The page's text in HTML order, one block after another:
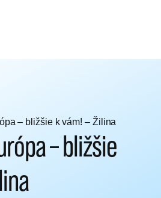
– bližšie k vám! – Žilina
– bližšie